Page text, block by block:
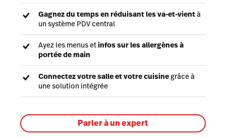
Gagnez du temps en réduisant les va-et-vientà
un système PDV central
Ayez les menus etinfos sur les allergènes à
portée de main
Connectez votre salle et votre cuisinegrâce à
une solution intégrée
Parler à un expert